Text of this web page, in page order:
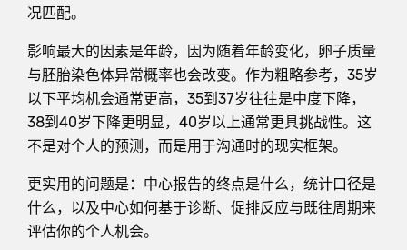
况匹配。
影响最大的因素是年龄，因为随着年龄变化，卵子质量
与胚胎染色体异常概率也会改变。作为粗略参考，35岁
以下平均机会通常更高，35到37岁往往是中度下降，
38到40岁下降更明显，40岁以上通常更具挑战性。这
不是对个人的预测，而是用于沟通时的现实框架。
更实用的问题是：中心报告的终点是什么，统计口径是
什么，以及中心如何基于诊断、促排反应与既往周期来
评估你的个人机会。